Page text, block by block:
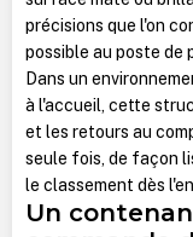
précisions que l'on
possible au poste de
Dans un
à l'accueil, cette
et les retours au
seule fois, de façon
le classement dès
Un